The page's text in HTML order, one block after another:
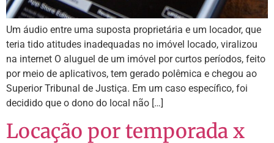
Um áudio entre uma suposta proprietária e um locador, que
teria tido atitudes inadequadas no imóvel locado, viralizou
na internet O aluguel de um imóvel por curtos períodos, feito
por meio de aplicativos, tem gerado polêmica e chegou ao
Superior Tribunal de Justiça. Em um caso específico, foi
decidido que o dono do local não […]
Locação por temporada x